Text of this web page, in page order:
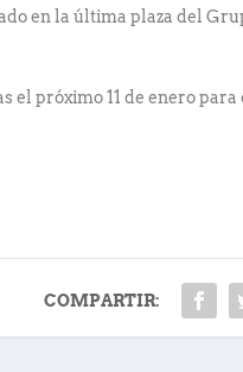
en la última plaza del
el próximo 11 de enero
COMPARTIR: